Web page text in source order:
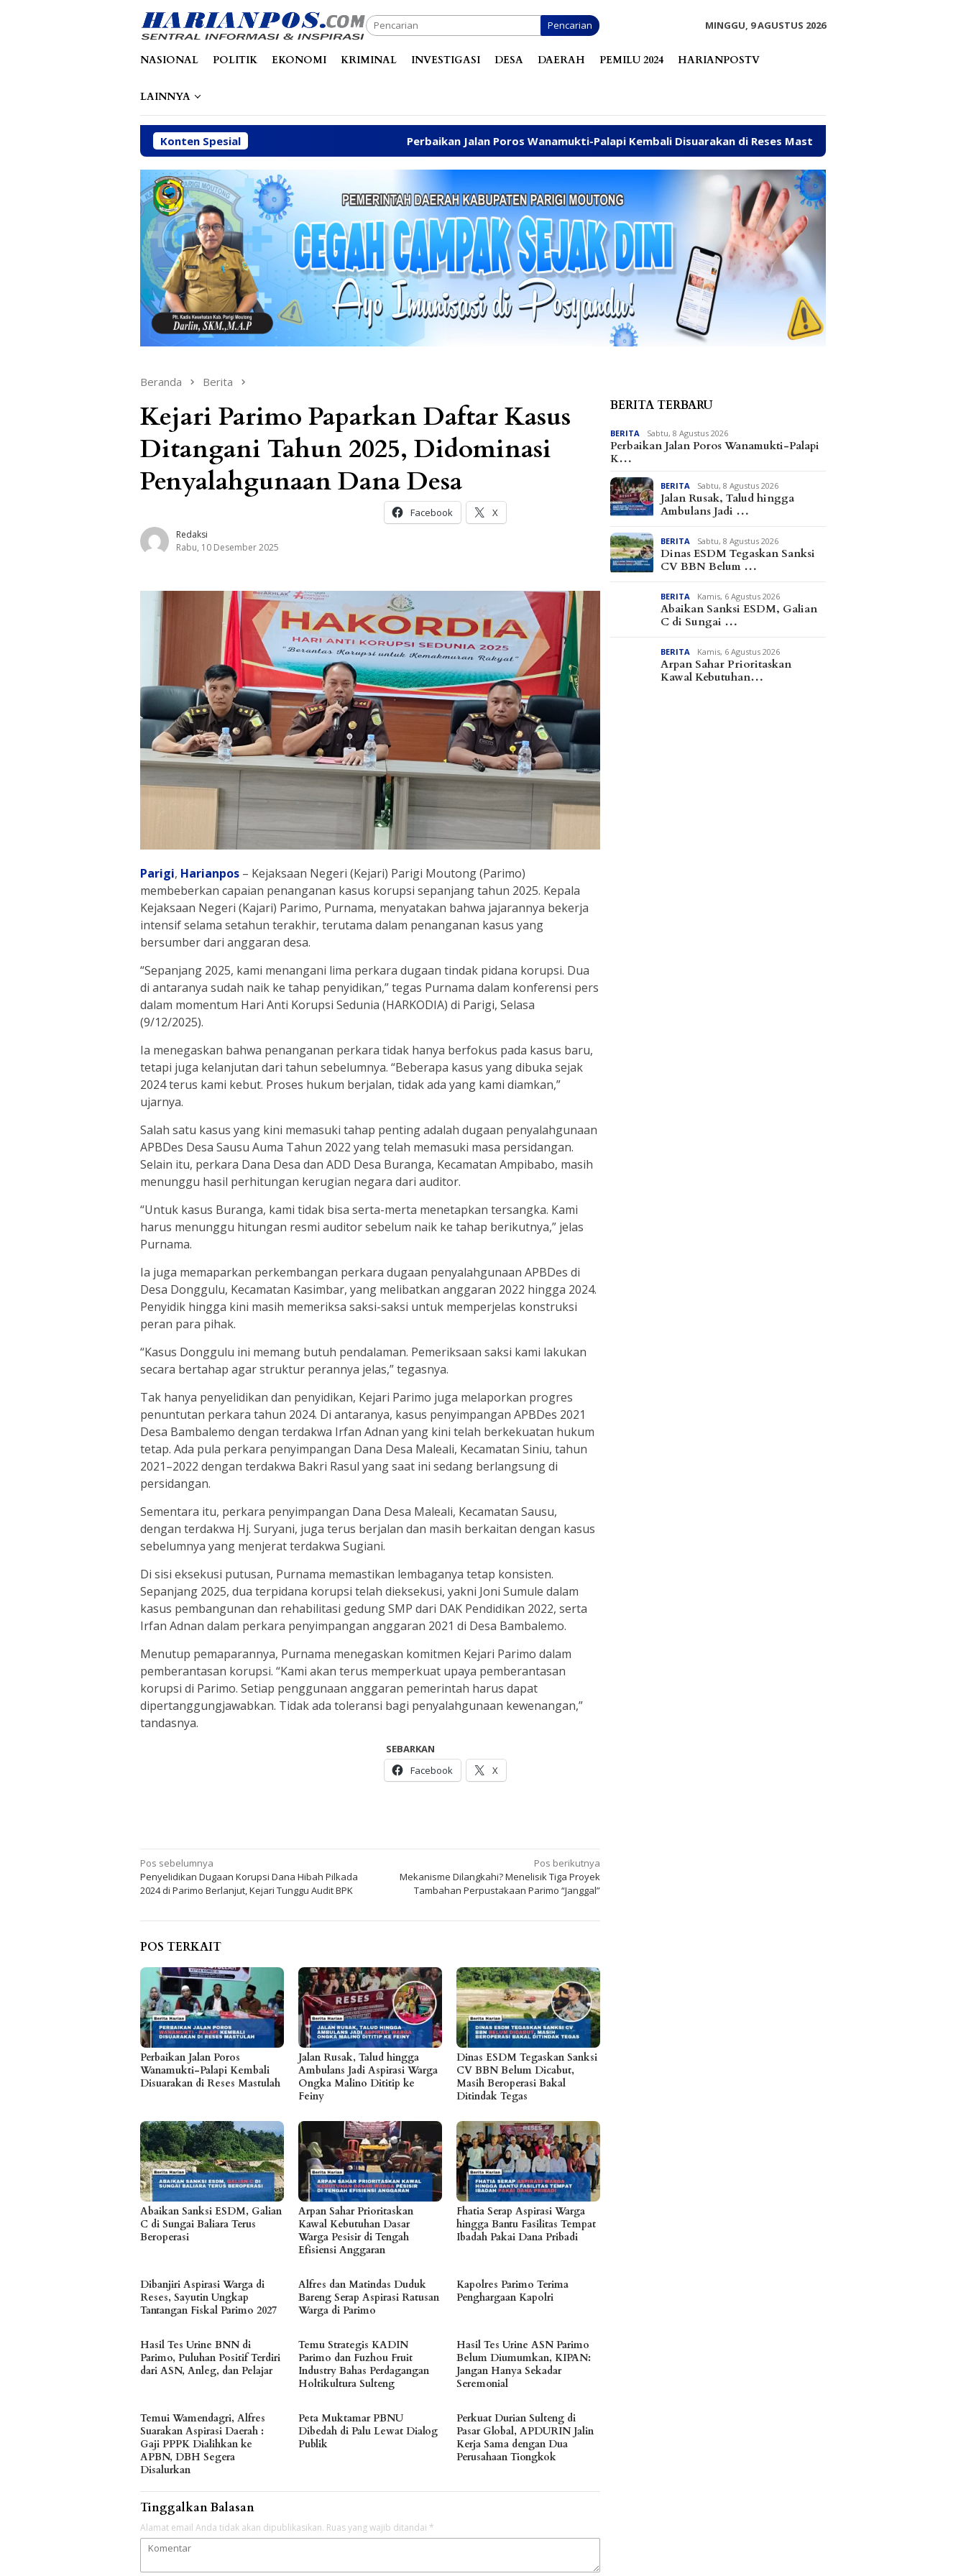
Pencarian MINGGU, 9 AGUSTUS 2026
NASIONAL POLITIK EKONOMI KRIMINAL INVESTIGASI DESA DAERAH PEMILU 2024 HARIANPOSTV
LAINNYA
Konten Spesial Perbaikan Jalan Poros Wanamukti-Palapi Kembali Disuarakan di Reses Mastulah Jalan Rusak, Talud hingga Ambulans
Beranda Berita
Kejari Parimo Paparkan Daftar Kasus
Ditangani Tahun 2025, Didominasi
Penyalahgunaan Dana Desa
Redaksi
Rabu, 10 Desember 2025
Facebook X
Parigi, Harianpos – Kejaksaan Negeri (Kejari) Parigi Moutong (Parimo)
membeberkan capaian penanganan kasus korupsi sepanjang tahun 2025. Kepala
Kejaksaan Negeri (Kajari) Parimo, Purnama, menyatakan bahwa jajarannya bekerja
intensif selama setahun terakhir, terutama dalam penanganan kasus yang
bersumber dari anggaran desa.
“Sepanjang 2025, kami menangani lima perkara dugaan tindak pidana korupsi. Dua
di antaranya sudah naik ke tahap penyidikan,” tegas Purnama dalam konferensi pers
dalam momentum Hari Anti Korupsi Sedunia (HARKODIA) di Parigi, Selasa
(9/12/2025).
Ia menegaskan bahwa penanganan perkara tidak hanya berfokus pada kasus baru,
tetapi juga kelanjutan dari tahun sebelumnya. “Beberapa kasus yang dibuka sejak
2024 terus kami kebut. Proses hukum berjalan, tidak ada yang kami diamkan,”
ujarnya.
Salah satu kasus yang kini memasuki tahap penting adalah dugaan penyalahgunaan
APBDes Desa Sausu Auma Tahun 2022 yang telah memasuki masa persidangan.
Selain itu, perkara Dana Desa dan ADD Desa Buranga, Kecamatan Ampibabo, masih
menunggu hasil perhitungan kerugian negara dari auditor.
“Untuk kasus Buranga, kami tidak bisa serta-merta menetapkan tersangka. Kami
harus menunggu hitungan resmi auditor sebelum naik ke tahap berikutnya,” jelas
Purnama.
Ia juga memaparkan perkembangan perkara dugaan penyalahgunaan APBDes di
Desa Donggulu, Kecamatan Kasimbar, yang melibatkan anggaran 2022 hingga 2024.
Penyidik hingga kini masih memeriksa saksi-saksi untuk memperjelas konstruksi
peran para pihak.
“Kasus Donggulu ini memang butuh pendalaman. Pemeriksaan saksi kami lakukan
secara bertahap agar struktur perannya jelas,” tegasnya.
Tak hanya penyelidikan dan penyidikan, Kejari Parimo juga melaporkan progres
penuntutan perkara tahun 2024. Di antaranya, kasus penyimpangan APBDes 2021
Desa Bambalemo dengan terdakwa Irfan Adnan yang kini telah berkekuatan hukum
tetap. Ada pula perkara penyimpangan Dana Desa Maleali, Kecamatan Siniu, tahun
2021–2022 dengan terdakwa Bakri Rasul yang saat ini sedang berlangsung di
persidangan.
Sementara itu, perkara penyimpangan Dana Desa Maleali, Kecamatan Sausu,
dengan terdakwa Hj. Suryani, juga terus berjalan dan masih berkaitan dengan kasus
sebelumnya yang menjerat terdakwa Sugiani.
Di sisi eksekusi putusan, Purnama memastikan lembaganya tetap konsisten.
Sepanjang 2025, dua terpidana korupsi telah dieksekusi, yakni Joni Sumule dalam
kasus pembangunan dan rehabilitasi gedung SMP dari DAK Pendidikan 2022, serta
Irfan Adnan dalam perkara penyimpangan anggaran 2021 di Desa Bambalemo.
Menutup pemaparannya, Purnama menegaskan komitmen Kejari Parimo dalam
pemberantasan korupsi. “Kami akan terus memperkuat upaya pemberantasan
korupsi di Parimo. Setiap penggunaan anggaran pemerintah harus dapat
dipertanggungjawabkan. Tidak ada toleransi bagi penyalahgunaan kewenangan,”
tandasnya.
SEBARKAN
Facebook
X
Navigasi
pos
Pos sebelumnya
Penyelidikan Dugaan Korupsi Dana Hibah Pilkada
2024 di Parimo Berlanjut, Kejari Tunggu Audit BPK
Pos berikutnya
Mekanisme Dilangkahi? Menelisik Tiga Proyek
Tambahan Perpustakaan Parimo “Janggal”
POS TERKAIT
Perbaikan Jalan Poros
Wanamukti-Palapi Kembali
Disuarakan di Reses Mastulah
Jalan Rusak, Talud hingga
Ambulans Jadi Aspirasi Warga
Ongka Malino Dititip ke
Feiny
Dinas ESDM Tegaskan Sanksi
CV BBN Belum Dicabut,
Masih Beroperasi Bakal
Ditindak Tegas
Abaikan Sanksi ESDM, Galian
C di Sungai Baliara Terus
Beroperasi
Arpan Sahar Prioritaskan
Kawal Kebutuhan Dasar
Warga Pesisir di Tengah
Efisiensi Anggaran
Fhatia Serap Aspirasi Warga
hingga Bantu Fasilitas Tempat
Ibadah Pakai Dana Pribadi
Dibanjiri Aspirasi Warga di
Reses, Sayutin Ungkap
Tantangan Fiskal Parimo 2027
Alfres dan Matindas Duduk
Bareng Serap Aspirasi Ratusan
Warga di Parimo
Kapolres Parimo Terima
Penghargaan Kapolri
Hasil Tes Urine BNN di
Parimo, Puluhan Positif Terdiri
dari ASN, Anleg, dan Pelajar
Temu Strategis KADIN
Parimo dan Fuzhou Fruit
Industry Bahas Perdagangan
Holtikultura Sulteng
Hasil Tes Urine ASN Parimo
Belum Diumumkan, KIPAN:
Jangan Hanya Sekadar
Seremonial
Temui Wamendagri, Alfres
Suarakan Aspirasi Daerah :
Gaji PPPK Dialihkan ke
APBN, DBH Segera
Disalurkan
Peta Muktamar PBNU
Dibedah di Palu Lewat Dialog
Publik
Perkuat Durian Sulteng di
Pasar Global, APDURIN Jalin
Kerja Sama dengan Dua
Perusahaan Tiongkok
Tinggalkan Balasan
Alamat email Anda tidak akan dipublikasikan. Ruas yang wajib ditandai *
BERITA TERBARU
BERITA Sabtu, 8 Agustus 2026
Perbaikan Jalan Poros Wanamukti-Palapi
K…
BERITA Sabtu, 8 Agustus 2026
Jalan Rusak, Talud hingga
Ambulans Jadi …
BERITA Sabtu, 8 Agustus 2026
Dinas ESDM Tegaskan Sanksi
CV BBN Belum …
BERITA Kamis, 6 Agustus 2026
Abaikan Sanksi ESDM, Galian
C di Sungai …
BERITA Kamis, 6 Agustus 2026
Arpan Sahar Prioritaskan
Kawal Kebutuhan…